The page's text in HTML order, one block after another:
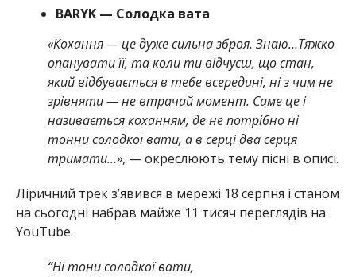
BARYK — Солодка вата
«Кохання — це дуже сильна зброя. Знаю…Тяжко
опанувати її, та коли ти відчуєш, що стан,
який відбувається в тебе всередині, ні з чим не
зрівняти — не втрачай момент. Саме це і
називається коханням, де не потрібно ні
тонни солодкої вати, а в серці два серця
тримати…», — окреслюють тему пісні в описі.
Ліричний трек з’явився в мережі 18 серпня і станом
на сьогодні набрав майже 11 тисяч переглядів на
YouTube.
“Ні тони солодкої вати,